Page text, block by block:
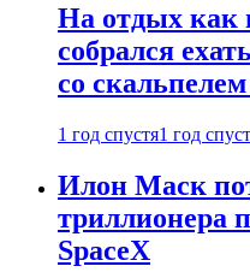
На отдых как
собрался
со
1 год спустя1 год
Илон Маск
триллионера
SpaceX